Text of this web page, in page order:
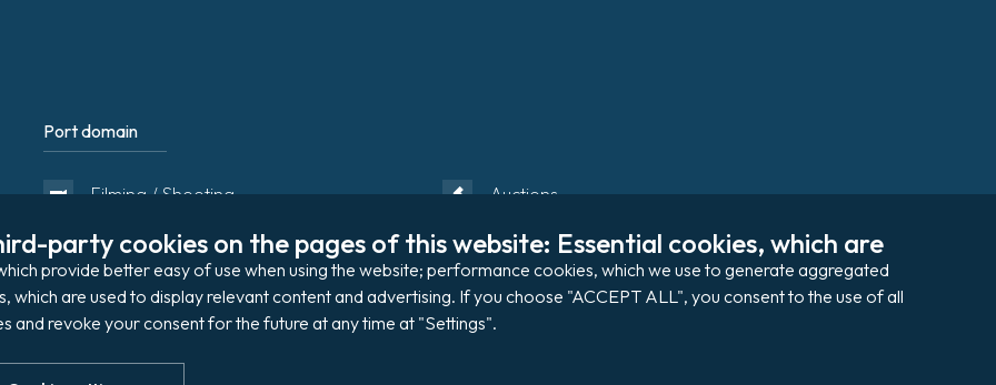
party cookies on the pages of this website: Essential cookies, which are
provide better easy of use when using the website; performance cookies, which we use to generate aggregated
which are used to display relevant content and advertising. If you choose "ACCEPT ALL", you consent to the use of all
and revoke your consent for the future at any time at "Settings".
Footer
Port domain
Filming / Shooting Auctions
Organising an event Pay my invoice